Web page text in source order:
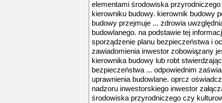
elementami środowiska
kierowniku budowy. kierownik budowy
budowy przejmuje ... zdrowia
budowlanego. na podstawie tej
sporządzenie planu bezpieczeństwa i
zawiadomienia inwestor zobowiązany
kierownika budowy lub robt
bezpieczeństwa ... odpowiednim
uprawnienia budowlane. oprcz
nadzoru inwestorskiego inwestor
środowiska przyrodniczego czy